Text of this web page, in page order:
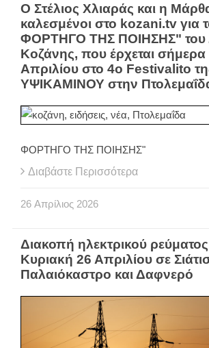
Ο Στέλιος Χλιαράς και η
καλεσμένοι στο kozani.tv για
ΦΟΡΤΗΓΟ ΤΗΣ ΠΟΙΗΣΗΣ" του
Κοζάνης, που έρχεται
Απριλίου στο 4ο Festivalito
ΥΨΙΚΑΜΙΝΟΥ στην
ΦΟΡΤΗΓΟ ΤΗΣ ΠΟΙΗΣΗΣ"
Διαβάστε Περισσότερα
26 Απρίλιος 2026
Διακοπή ηλεκτρικού
Κυριακή 26 Απριλίου σε
Παλαιόκαστρο και Δαφνερό